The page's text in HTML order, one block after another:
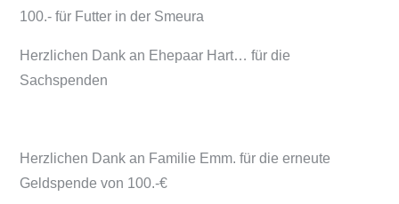
100.- für Futter in der Smeura
Herzlichen Dank an Ehepaar Hart… für die
Sachspenden
Herzlichen Dank an Familie Emm. für die erneute
Geldspende von 100.-€